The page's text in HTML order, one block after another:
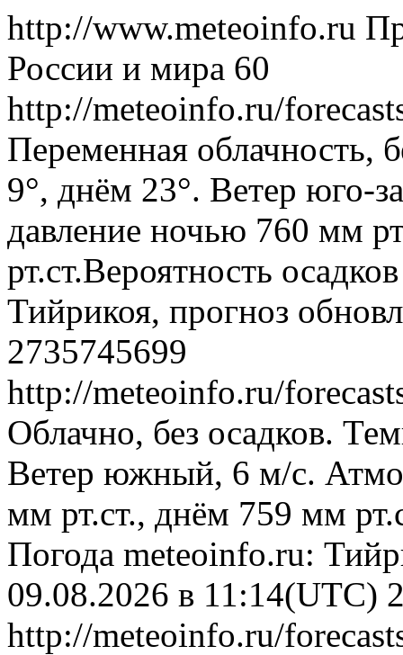
http://www.meteoinfo.ru
России и мира 60
http://meteoinfo.ru/
Переменная облачность,
9°, днём 23°. Ветер юго-
давление ночью 760 мм
рт.ст.Вероятность
Тийрикоя, прогноз
2735745699
http://meteoinfo.ru/
Облачно, без осадков.
Ветер южный, 6 м/с.
мм рт.ст., днём 759 мм
Погода meteoinfo.ru:
09.08.2026 в 11:14(UTC)
http://meteoinfo.ru/